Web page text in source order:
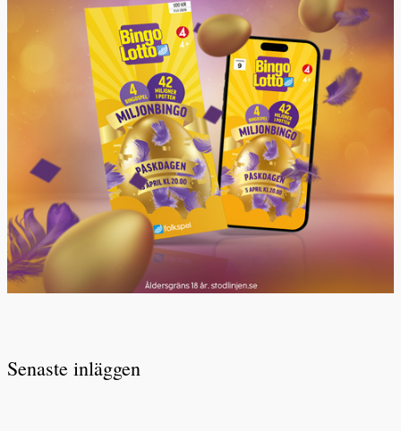
Senaste inläggen